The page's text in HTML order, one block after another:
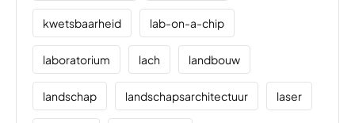
kwetsbaarheid lab-on-a-chip
laboratorium lach landbouw
landschap landschapsarchitectuur laser